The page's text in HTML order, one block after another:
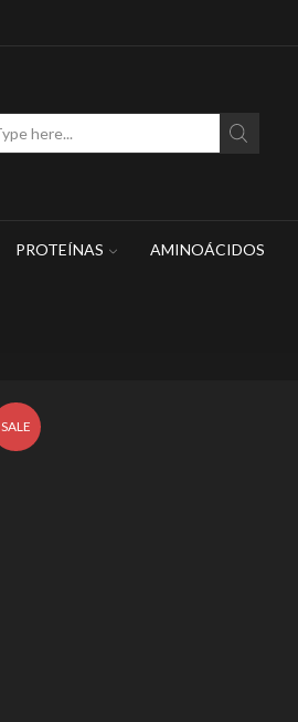
PROTEÍNAS AMINOÁCIDOS
SALE